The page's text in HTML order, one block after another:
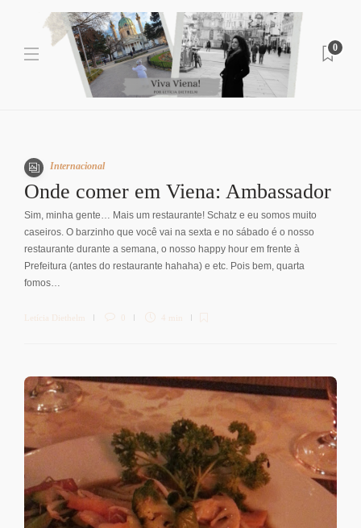
0
Internacional
Onde comer em Viena: Ambassador
Sim, minha gente… Mais um restaurante! Schatz e eu somos muito
caseiros. O barzinho que você vai na sexta e no sábado é o nosso
restaurante durante a semana, o nosso happy hour em frente à
Prefeitura (antes do restaurante hahaha) e etc. Pois bem, quarta
fomos…
Letícia Diethelm 0 4 min